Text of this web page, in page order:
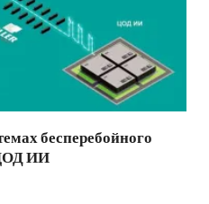
бесперебойного
ИИ